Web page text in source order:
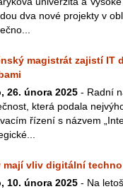
dva nové projekty v
magistrát zajistí IT
26. února 2025 - Radní
která podala
řízení s názvem
mají vliv digitální
10. února 2025 - Na